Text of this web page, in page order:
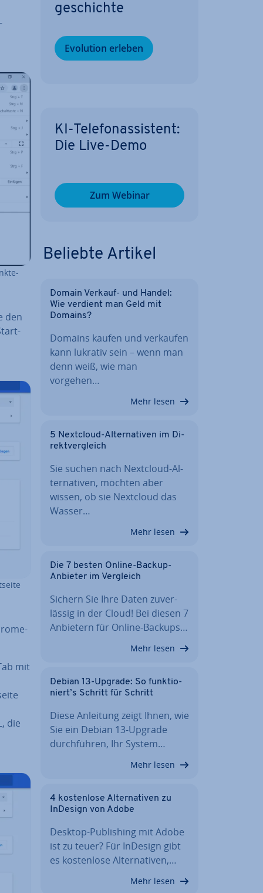
den
mit
die
ge­schich­te
Evolution erleben
KI-Te­le­fon­as­sis­tent:
Die Live-Demo
Zum Webinar
Beliebte Artikel
Domain Verkauf- und Handel:
Wie verdient man Geld mit
Domains?
Domains kaufen und verkaufen
kann lukrativ sein – wenn man
denn weiß, wie man
vorgehen…
Mehr lesen
5 Nextcloud-Al­ter­na­ti­ven im Di­
rekt­ver­gleich
Sie suchen nach Nextcloud-Al­
ter­na­ti­ven, möchten aber
wissen, ob sie Nextcloud das
Wasser…
Mehr lesen
Die 7 besten Online-Backup-
Anbieter im Vergleich
Sichern Sie Ihre Daten zu­ver­
läs­sig in der Cloud! Bei diesen 7
Anbietern für Online-Backups…
Mehr lesen
Debian 13-Upgrade: So funk­tio­
niert’s Schritt für Schritt
Diese Anleitung zeigt Ihnen, wie
Sie ein Debian 13-Upgrade
durch­füh­ren, Ihr System…
Mehr lesen
4 kos­ten­lo­se Al­ter­na­ti­ven zu
InDesign von Adobe
Desktop-Pu­bli­shing mit Adobe
ist zu teuer? Für InDesign gibt
es kos­ten­lo­se Al­ter­na­ti­ven,…
Mehr lesen